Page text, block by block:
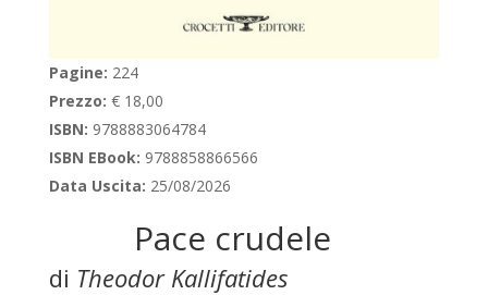
Pagine: 224
Prezzo: € 18,00
ISBN: 9788883064784
ISBN EBook: 9788858866566
Data Uscita: 25/08/2026
Pace crudele
di Theodor Kallifatides